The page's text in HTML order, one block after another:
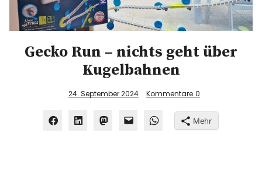
Konzerte
Museen bei…
Bloggerreisen
Über mich
Gecko Run – nichts geht über
Kugelbahnen
24. September 2024 Kommentare 0
Mehr